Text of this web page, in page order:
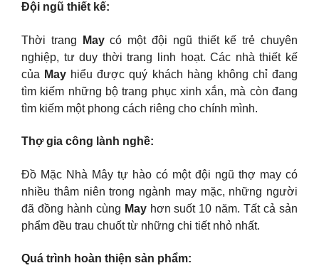
Đội ngũ thiết kế:
Thời trang Maycó một đội ngũ thiết kế trẻ chuyên
nghiệp, tư duy thời trang linh hoạt. Các nhà thiết kế
của May hiểu được quý khách hàng không chỉ đang
tìm kiếm những bộ trang phục xinh xắn, mà còn đang
tìm kiếm một phong cách riêng cho chính mình.
Thợ gia công lành nghề:
Đồ Mặc Nhà Mây tự hào có một đội ngũ thợ may có
nhiều thâm niên trong ngành may mặc, những người
đã đồng hành cùng Mayhơn suốt 10 năm. Tất cả sản
phẩm đều trau chuốt từ những chi tiết nhỏ nhất.
Quá trình hoàn thiện sản phẩm: